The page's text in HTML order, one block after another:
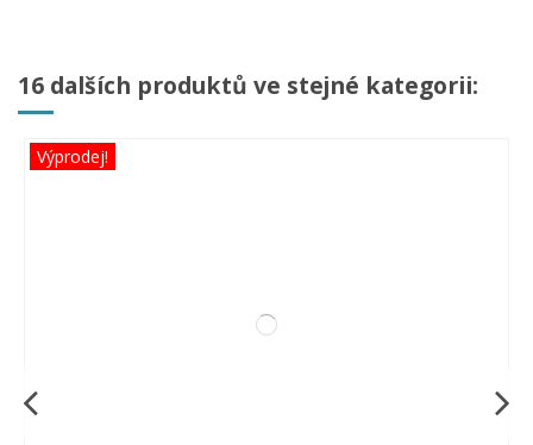
16 dalších produktů ve stejné kategorii:
Výprodej!